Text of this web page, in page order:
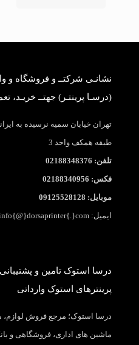
نشانـی شرکتــ و فروشگاه و
(درسـا پرینتـر) جهتــ خریـد،
طبقه همکف واحد 3
تلفن: 02188348376
فکس: 02188340956
موبایل: 09125528128
ایمیل: info{@}dorsaprinter{.}com
درسا استوک تامین و
پرینترهای استوک وارداتی
درسا استوک؛ مرجع فروش لوازم،
ماشین های اداری، فروشگاهی و